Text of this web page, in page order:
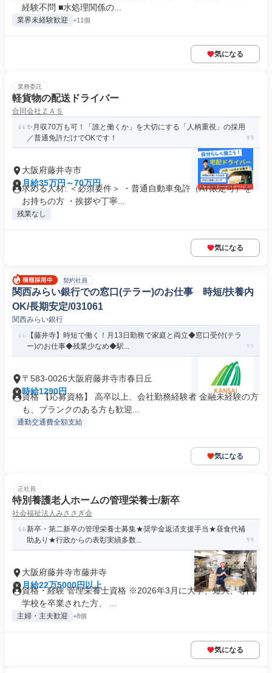
経験不問 ■水処理関係の...
業界未経験歓迎 +11個
気になる
業務委託
軽貨物の配送ドライバー
合同会社ＺＡＳ
✨月収70万も可！「誰と働くか」を大切にする「人柄重視」の採用
／普通免許だけでOKです！
大阪府藤井寺市
月給35万円～70万円
求める人材: ＜必須要件＞ ・普通自動車免許（AT限定可）を
お持ちの方 ・挨拶や丁寧...
残業なし
気になる
契約社員
関西みらい銀行での窓口(テラー)のお仕事 時短/扶養内
OK/長期安定/031061
関西みらい銀行
【藤井寺】時短で働く！月13日勤務で家庭と両立◆窓口受付(テラ
ー)のお仕事◆残業少なめ◆駅...
〒583-0026大阪府藤井寺市春日丘
時給1290円
資格 【応募資格】 高卒以上、会社勤務経験者 金融未経験の方
も、ブランクのある方も歓迎...
通勤交通費全額支給
気になる
正社員
特別養護老人ホームの管理栄養士/新卒
社会福祉法人みささぎ会
新卒・第二新卒の管理栄養士募集★奨学金返済支援手当★昼食代補
助あり★行政からの表彰実績多数...
大阪府藤井寺市藤井寺
月給22万5000円以上
資格・経験 管理栄養士資格 ※2026年3月に大学、短大、専門
学校を卒業された方、 ...
主婦・主夫歓迎 +8個
気になる